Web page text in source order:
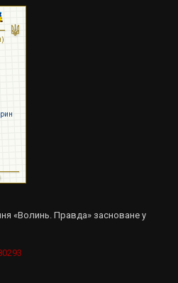
«Волинь. Правда» засноване у